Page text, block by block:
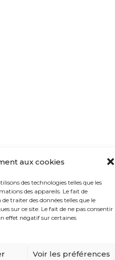
aux cookies
des technologies telles que les
des appareils. Le fait de
traiter des données telles que le
sur ce site. Le fait de ne pas consentir
effet négatif sur certaines
Voir les préférences